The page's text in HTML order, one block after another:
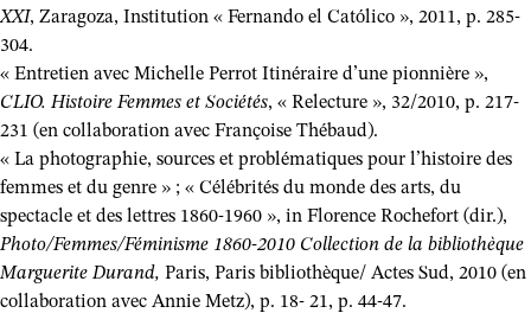
XXI, Zaragoza, Institution « Fernando el Católico », 2011, p. 285-
304.
« Entretien avec Michelle Perrot Itinéraire d’une pionnière »,
CLIO. Histoire Femmes et Sociétés, « Relecture », 32/2010, p. 217-
231 (en collaboration avec Françoise Thébaud).
« La photographie, sources et problématiques pour l’histoire des
femmes et du genre » ; « Célébrités du monde des arts, du
spectacle et des lettres 1860-1960 », in Florence Rochefort (dir.),
Photo/Femmes/Féminisme 1860-2010 Collection de la bibliothèque
Marguerite Durand, Paris, Paris bibliothèque/ Actes Sud, 2010 (en
collaboration avec Annie Metz), p. 18- 21, p. 44-47.